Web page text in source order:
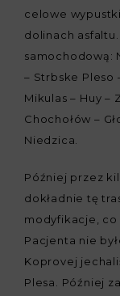
celowe
dolinach
samochodową:
– Strbske Pleso
Mikulas – Huy –
Chochołów –
Niedzica.
Później przez
dokładnie tę
modyfikacje, co
Pacjenta nie
Koprovej
Plesa. Później